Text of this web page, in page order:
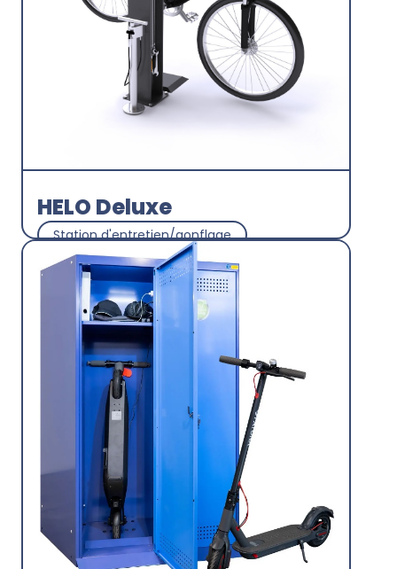
HELO Deluxe
Station d'entretien/gonflage
Abricyclette
Découvrir